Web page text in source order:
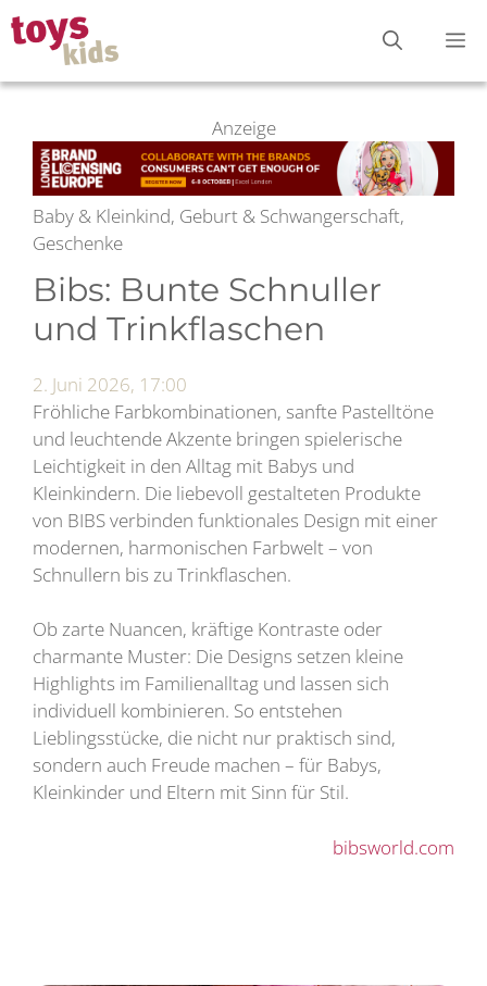
Zum
Inhalt
springen
Anzeige
Baby & Kleinkind, Geburt & Schwangerschaft,
Geschenke
Bibs: Bunte Schnuller
und Trinkflaschen
2. Juni 2026, 17:00
Fröhliche Farbkombinationen, sanfte Pastelltöne
und leuchtende Akzente bringen spielerische
Leichtigkeit in den Alltag mit Babys und
Kleinkindern. Die liebevoll gestalteten Produkte
von BIBS verbinden funktionales Design mit einer
modernen, harmonischen Farbwelt – von
Schnullern bis zu Trinkflaschen.
Ob zarte Nuancen, kräftige Kontraste oder
charmante Muster: Die Designs setzen kleine
Highlights im Familienalltag und lassen sich
individuell kombinieren. So entstehen
Lieblingsstücke, die nicht nur praktisch sind,
sondern auch Freude machen – für Babys,
Kleinkinder und Eltern mit Sinn für Stil.
bibsworld.com